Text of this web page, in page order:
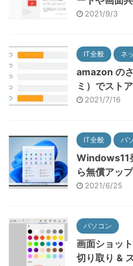
2021/9/3
IT全般 ネ
amazon の
ミ）でスト
2021/7/16
IT全般 パ
Windows11
ら無償アッ
2021/6/25
パソコン
画面ショッ
切り取り &